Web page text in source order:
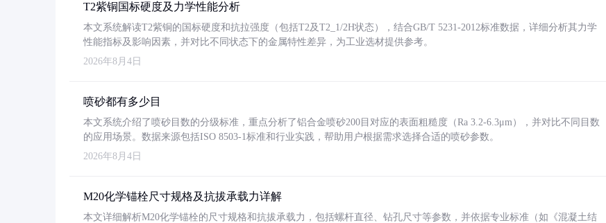
T2紫铜国标硬度及力学性能分析
本文系统解读T2紫铜的国标硬度和抗拉强度（包括T2及T2_1/2H状态），结合GB/T 5231-2012标准数据，详细分析其力学
性能指标及影响因素，并对比不同状态下的金属特性差异，为工业选材提供参考。
2026年8月4日
喷砂都有多少目
本文系统介绍了喷砂目数的分级标准，重点分析了铝合金喷砂200目对应的表面粗糙度（Ra 3.2-6.3μm），并对比不同目数
的应用场景。数据来源包括ISO 8503-1标准和行业实践，帮助用户根据需求选择合适的喷砂参数。
2026年8月4日
M20化学锚栓尺寸规格及抗拔承载力详解
本文详细解析M20化学锚栓的尺寸规格和抗拔承载力，包括螺杆直径、钻孔尺寸等参数，并依据专业标准（如《混凝土结